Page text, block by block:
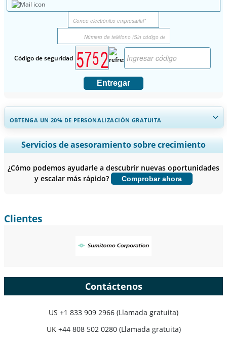
Código de seguridad
Entregar
OBTENGA UN 20% DE PERSONALIZACIÓN GRATUITA
Ampliar la cobertura regional y por país, Análisis de segmentos,
Perfiles de empresas, Benchmarking competitivo, e información
Personalizar ahora
Servicios de asesoramiento sobre crecimiento
¿Cómo podemos ayudarle a descubrir nuevas oportunidades
y escalar más rápido?
Comprobar ahora
Clientes
Contáctenos
US +1 833 909 2966 (Llamada gratuita)
UK +44 808 502 0280 (Llamada gratuita)